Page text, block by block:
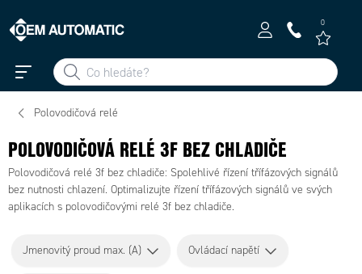
0
Polovodičová relé
POLOVODIČOVÁ RELÉ 3F BEZ CHLADIČE
Polovodičová relé 3f bez chladiče: Spolehlivé řízení třífázových signálů
bez nutnosti chlazení. Optimalizujte řízení třífázových signálů ve svých
aplikacích s polovodičovými relé 3f bez chladiče.
Jmenovitý proud max. (A) Ovládací napětí